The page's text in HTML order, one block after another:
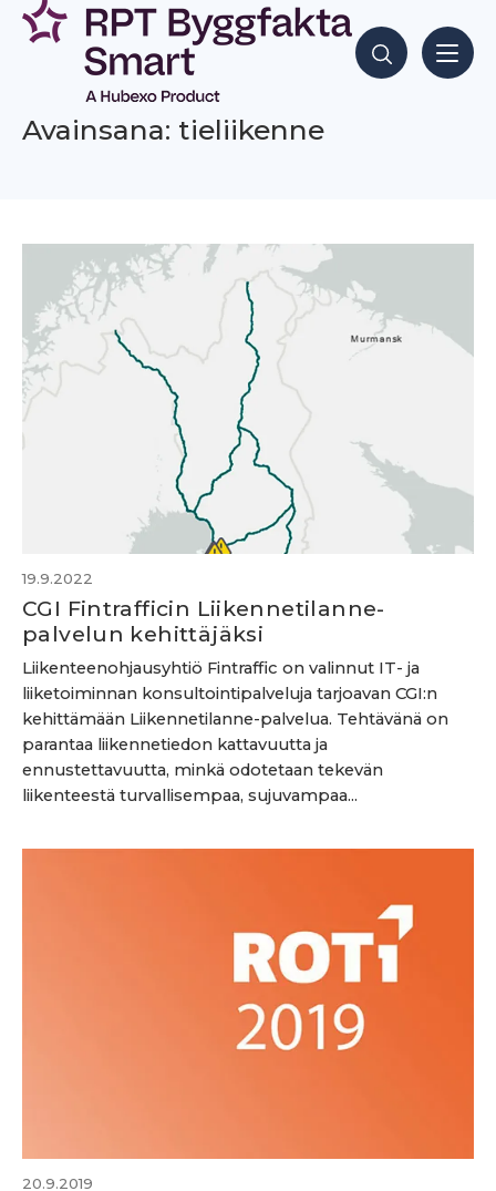
Siirry
sisältöön
Hae sisältöjä
Avainsana: tieliikenne
19.9.2022
CGI Fintrafficin Liikennetilanne-
palvelun kehittäjäksi
Liikenteenohjausyhtiö Fintraffic on valinnut IT- ja
liiketoiminnan konsultointipalveluja tarjoavan CGI:n
kehittämään Liikennetilanne-palvelua. Tehtävänä on
parantaa liikennetiedon kattavuutta ja
ennustettavuutta, minkä odotetaan tekevän
liikenteestä turvallisempaa, sujuvampaa...
20.9.2019